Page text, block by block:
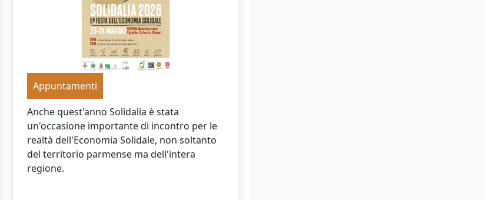
Appuntamenti
Anche quest'anno Solidalia è stata
un'occasione importante di incontro per le
realtà dell'Economia Solidale, non soltanto
del territorio parmense ma dell'intera
regione.